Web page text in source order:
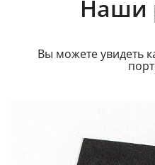
Наши
Вы можете увидеть